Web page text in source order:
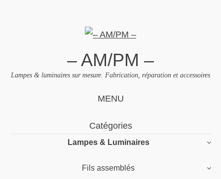
– AM/PM –
Lampes & luminaires sur mesure. Fabrication, réparation et accessoires
MENU
Catégories
Lampes & Luminaires
Fils assemblés